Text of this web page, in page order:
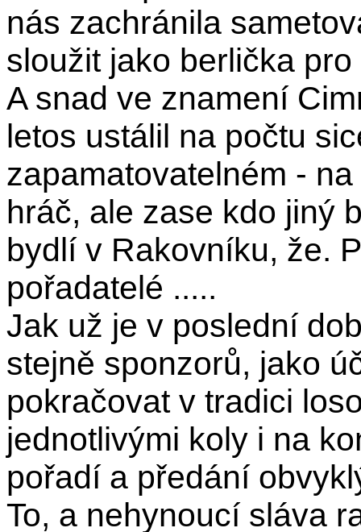
nás zachránila
sloužit jako berlička
A snad ve znamení
letos ustálil na počtu
zapamatovatelném -
hráč, ale zase kdo jiný
bydlí v Rakovníku, že.
pořadatelé .....
Jak už je v poslední
stejně sponzorů, jako
pokračovat v tradici
jednotlivými koly i na
pořadí a předání
To, a nehynoucí sláva